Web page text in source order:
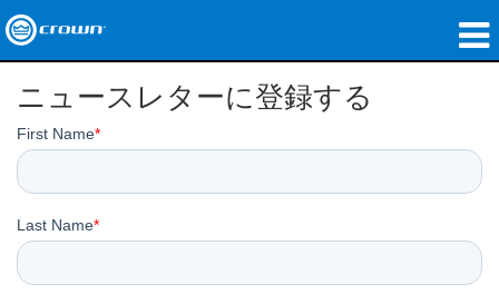
製品
アプリケーション
ネットワークオーディオ
購入先
導入事例
ニュースレターに登録する